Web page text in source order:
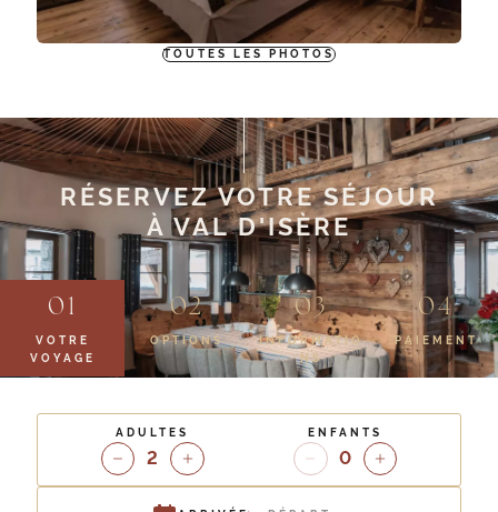
TOUTES LES PHOTOS
RÉSERVEZ VOTRE SÉJOUR
À VAL D'ISÈRE
VOTRE
VOYAGE
OPTIONS
INFORMATIO
NS
PAIEMENT
ADULTES
2
ENFANTS
0